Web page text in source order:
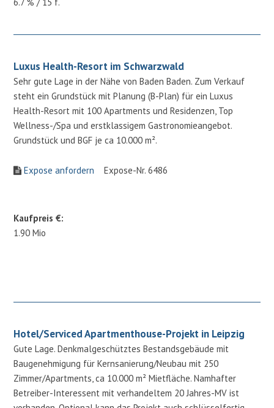
Luxus Health-Resort im Schwarzwald
Sehr gute Lage in der Nähe von Baden Baden. Zum Verkauf
steht ein Grundstück mit Planung (B-Plan) für ein Luxus
Health-Resort mit 100 Apartments und Residenzen, Top
Wellness-/Spa und erstklassigem Gastronomieangebot.
Grundstück und BGF je ca 10.000 m².
Expose anfordern Expose-Nr. 6486
Kaufpreis €:
1.90 Mio
Hotel/Serviced Apartmenthouse-Projekt in Leipzig
Gute Lage. Denkmalgeschütztes Bestandsgebäude mit
Baugenehmigung für Kernsanierung/Neubau mit 250
Zimmer/Apartments, ca 10.000 m² Mietfläche. Namhafter
Betreiber-Interessent mit verhandeltem 20 Jahres-MV ist